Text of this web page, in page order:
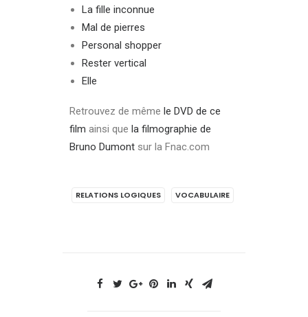
La fille inconnue
Mal de pierres
Personal shopper
Rester vertical
Elle
Retrouvez de même le DVD de ce
film ainsi que la filmographie de
Bruno Dumont sur la Fnac.com
RELATIONS LOGIQUES VOCABULAIRE